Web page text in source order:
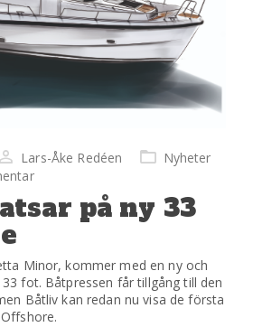
Lars-Åke Redéen
Nyheter
på ny 33
Minor, kommer med en ny och
fot. Båtpressen får tillgång till den
Båtliv kan redan nu visa de första